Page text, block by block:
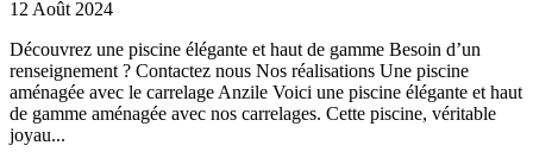
12 Août 2024
Découvrez une piscine élégante et haut de gamme Besoin d’un
renseignement ? Contactez nous Nos réalisations Une piscine
aménagée avec le carrelage Anzile Voici une piscine élégante et haut
de gamme aménagée avec nos carrelages. Cette piscine, véritable
joyau...